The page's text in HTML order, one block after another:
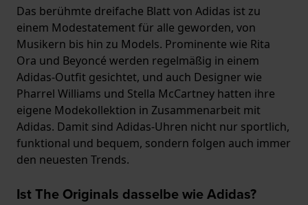
Das berühmte dreifache Blatt von Adidas ist zu
einem Modestatement für alle geworden, von
Musikern bis hin zu Models. Prominente wie Rita
Ora und Beyoncé werden regelmäßig in einem
Adidas-Outfit gesichtet, und auch Designer wie
Pharrel Williams und Stella McCartney hatten ihre
eigene Modekollektion in Zusammenarbeit mit
Adidas. Damit sind Adidas-Uhren nicht nur sportlich,
funktional und bequem, sondern folgen auch immer
den neuesten Trends.
Ist The Originals dasselbe wie Adidas?